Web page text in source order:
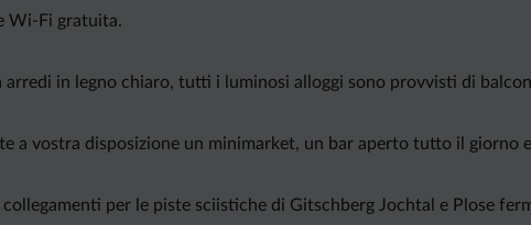
Wi-Fi gratuita.
arredi in legno chiaro, tutti i luminosi alloggi sono provvisti di
a vostra disposizione un minimarket, un bar aperto tutto il giorno
per le piste sciistiche di Gitschberg Jochtal e Plose